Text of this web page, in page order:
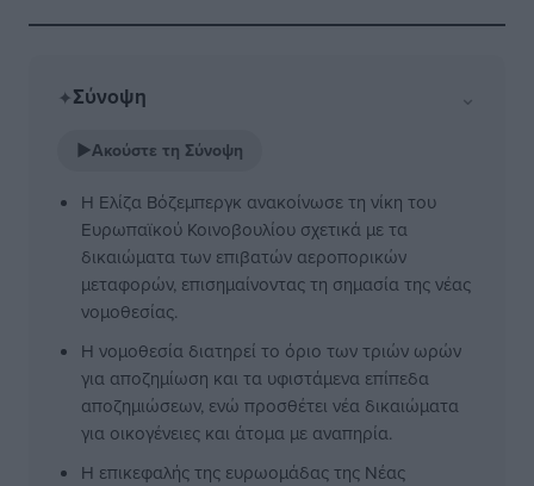
✦Σύνοψη ⌄
▶Ακούστε τη Σύνοψη
Η Ελίζα Βόζεμπεργκ ανακοίνωσε τη νίκη του
Ευρωπαϊκού Κοινοβουλίου σχετικά με τα
δικαιώματα των επιβατών αεροπορικών
μεταφορών, επισημαίνοντας τη σημασία της νέας
νομοθεσίας.
Η νομοθεσία διατηρεί το όριο των τριών ωρών
για αποζημίωση και τα υφιστάμενα επίπεδα
αποζημιώσεων, ενώ προσθέτει νέα δικαιώματα
για οικογένειες και άτομα με αναπηρία.
Η επικεφαλής της ευρωομάδας της Νέας